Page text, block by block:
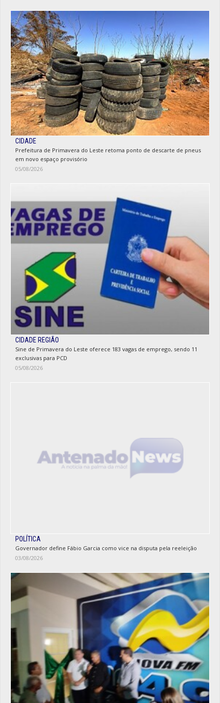
CIDADE
Prefeitura de Primavera do Leste retoma ponto de descarte de pneus
em novo espaço provisório
05/08/2026
CIDADE REGIÃO
Sine de Primavera do Leste oferece 183 vagas de emprego, sendo 11
exclusivas para PCD
05/08/2026
POLÍTICA
Governador define Fábio Garcia como vice na disputa pela reeleição
03/08/2026